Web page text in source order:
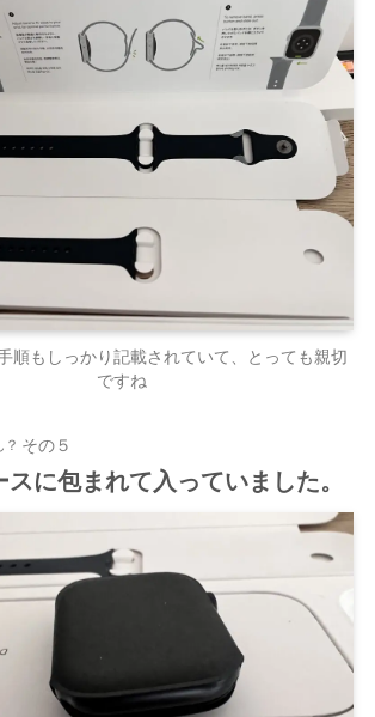
順もしっかり記載されていて、とっても親切
ですね
に包まれて入っていました。